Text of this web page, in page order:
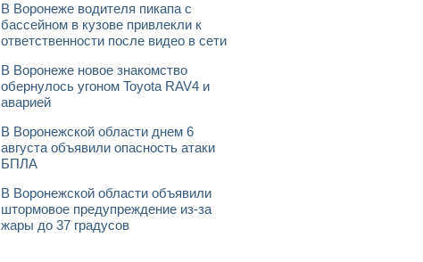
В Воронеже водителя пикапа с
бассейном в кузове привлекли к
ответственности после видео в сети
В Воронеже новое знакомство
обернулось угоном Toyota RAV4 и
аварией
В Воронежской области днем 6
августа объявили опасность атаки
БПЛА
В Воронежской области объявили
штормовое предупреждение из-за
жары до 37 градусов